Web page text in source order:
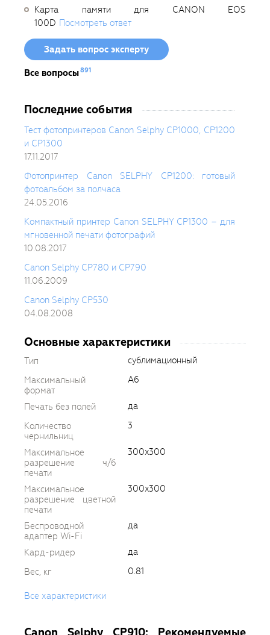
Карта памяти для CANON EOS
100D Посмотреть ответ
Задать вопрос эксперту
Все вопросы891
Последние события
Тест фотопринтеров Canon Selphy CP1000, CP1200
и CP1300
17.11.2017
Фотопринтер Canon SELPHY CP1200: готовый
фотоальбом за полчаса
24.05.2016
Компактный принтер Canon SELPHY CP1300 – для
мгновенной печати фотографий
10.08.2017
Canon Selphy CP780 и CP790
11.06.2009
Canon Selphy CP530
04.08.2008
Основные характеристики
Тип
сублимационный
Максимальный
формат
A6
Печать без полей
да
Количество
чернильниц
3
Максимальное
разрешение ч/б
печати
300x300
Максимальное
разрешение цветной
печати
300x300
Беспроводной
адаптер Wi-Fi
да
Кард-ридер
да
Вес, кг
0.81
Все характеристики